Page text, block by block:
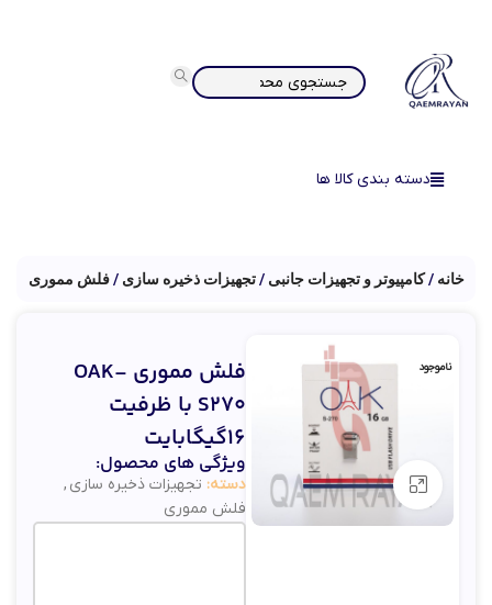
دسته بندی کالا ها
خانه کامپیوتر و تجهیزات جانبی تجهیزات ذخیره سازی فلش مموری
ناموجود
بزرگنمایی تصویر
فلش مموری OAK-
S270 با ظرفیت
16گیگابایت
ویژگی های محصول:
دسته: تجهیزات ذخیره سازی ,
فلش مموری